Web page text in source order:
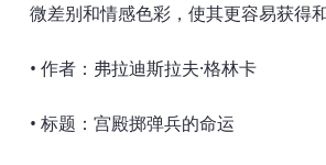
微差别和情感色彩，使其更容易获得和
• 作者：弗拉迪斯拉夫·格林卡
• 标题：宫殿掷弹兵的命运